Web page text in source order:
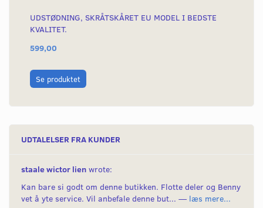
UDSTØDNING, SKRÅTSKÅRET EU MODEL I BEDSTE
KVALITET.
599,00
Se produktet
UDTALELSER FRA KUNDER
staale wictor lien wrote:
Kan bare si godt om denne butikken. Flotte deler og Benny
vet å yte service. Vil anbefale denne but... — læs mere...